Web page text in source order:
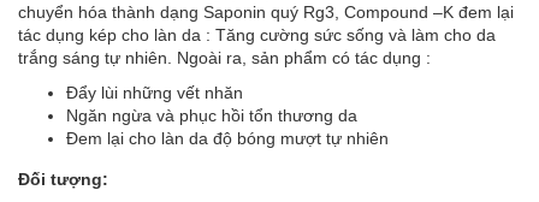
chuyển hóa thành dạng Saponin quý Rg3, Compound –K đem lại
tác dụng kép cho làn da : Tăng cường sức sống và làm cho da
trắng sáng tự nhiên. Ngoài ra, sản phẩm có tác dụng :
Đẩy lùi những vết nhăn
Ngăn ngừa và phục hồi tổn thương da
Đem lại cho làn da độ bóng mượt tự nhiên
Đối tượng: